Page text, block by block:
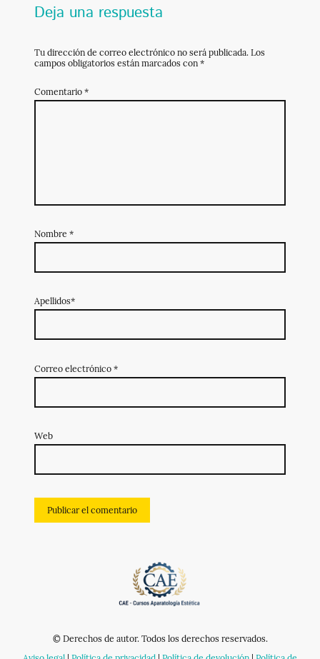
Deja una respuesta
Tu dirección de correo electrónico no será publicada. Los
campos obligatorios están marcados con *
Comentario *
Nombre *
Apellidos*
Correo electrónico *
Web
© Derechos de autor. Todos los derechos reservados.